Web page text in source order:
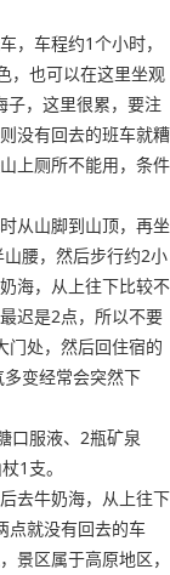
，车程约1个小时，
，也可以在这里坐观
子，这里很累，要注
没有回去的班车就糟
上厕所不能用，条件
从山脚到山顶，再坐
腰，然后步行约2小
海，从上往下比较不
迟是2点，所以不要
门处，然后回住宿的
变经常会突然下
口服液、2瓶矿泉
1支。
去牛奶海，从上往下
点就没有回去的车
景区属于高原地区，